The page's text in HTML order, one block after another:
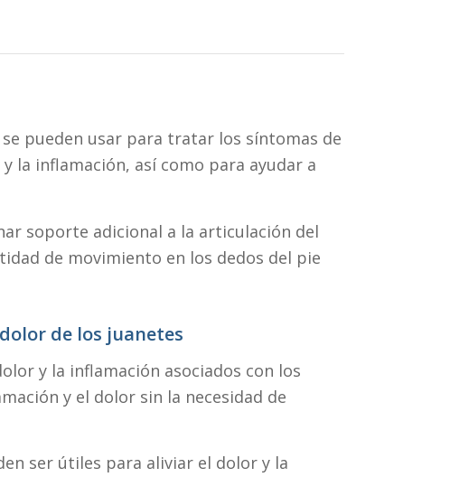
pueden usar para tratar los síntomas de
la inflamación, así como para ayudar a
soporte adicional a la articulación del
de movimiento en los dedos del pie
de los juanetes
y la inflamación asociados con los
y el dolor sin la necesidad de
ser útiles para aliviar el dolor y la